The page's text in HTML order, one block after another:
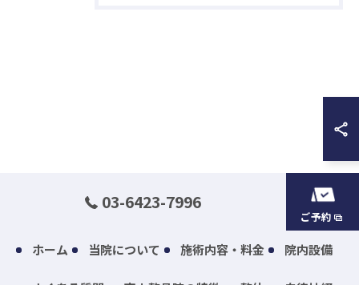
03-6423-7996
ご予約
ホーム 当院について 施術内容・料金 院内設備